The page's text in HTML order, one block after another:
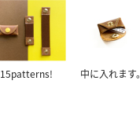
15patterns! 中に入れます。